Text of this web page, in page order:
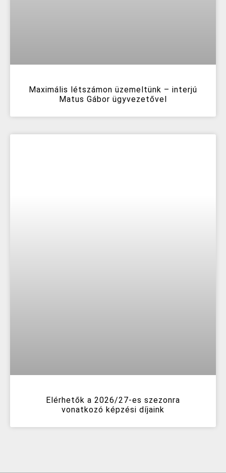
Maximális létszámon üzemeltünk – interjú
Matus Gábor ügyvezetővel
Elérhetők a 2026/27-es szezonra
vonatkozó képzési díjaink